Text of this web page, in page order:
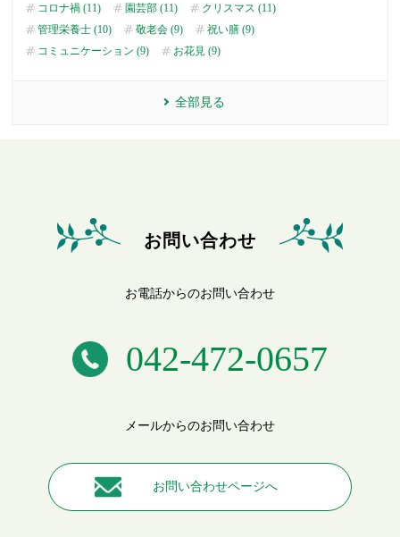
コロナ禍 (11)
園芸部 (11)
クリスマス (11)
管理栄養士 (10)
敬老会 (9)
祝い膳 (9)
コミュニケーション (9)
お花見 (9)
全部見る
お問い合わせ
お電話からのお問い合わせ
042-472-0657
メールからのお問い合わせ
お問い合わせページへ